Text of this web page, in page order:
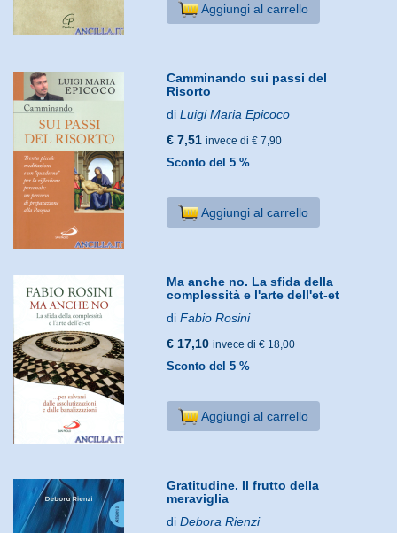
Aggiungi al carrello
Camminando sui passi del
Risorto
diLuigi Maria Epicoco
€ 7,51 invece di € 7,90
Sconto del 5 %
Aggiungi al carrello
Ma anche no. La sfida della
complessità e l'arte dell'et-et
diFabio Rosini
€ 17,10 invece di € 18,00
Sconto del 5 %
Aggiungi al carrello
Gratitudine. Il frutto della
meraviglia
diDebora Rienzi